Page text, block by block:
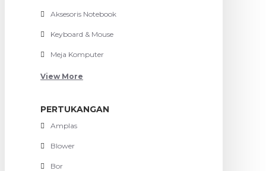
Aksesoris Notebook
Keyboard & Mouse
Meja Komputer
View More
PERTUKANGAN
Amplas
Blower
Bor